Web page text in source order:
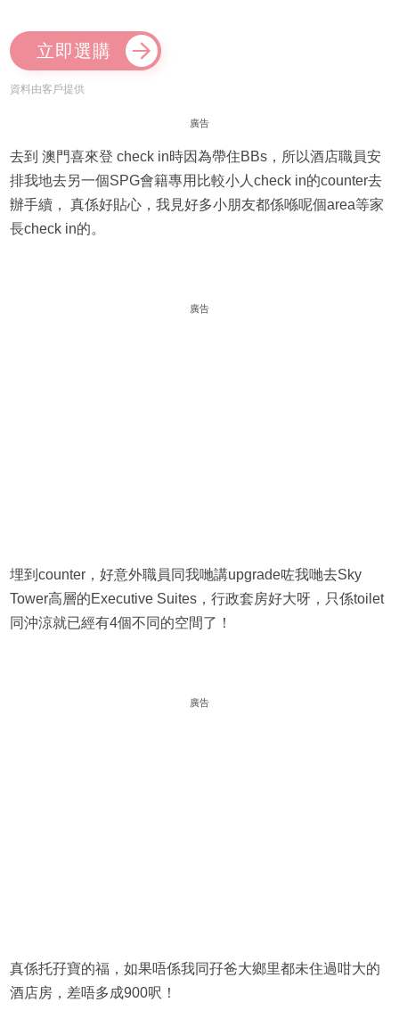
立即選購
資料由客戶提供
廣告
去到 澳門喜來登 check in時因為帶住BBs，所以酒店職員安
排我地去另一個SPG會籍專用比較小人check in的counter去
辦手續， 真係好貼心，我見好多小朋友都係喺呢個area等家
長check in的。
廣告
埋到counter，好意外職員同我哋講upgrade咗我哋去Sky
Tower高層的Executive Suites，行政套房好大呀，只係toilet
同沖涼就已經有4個不同的空間了！
廣告
真係托孖寶的福，如果唔係我同孖爸大鄉里都未住過咁大的
酒店房，差唔多成900呎！